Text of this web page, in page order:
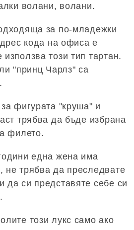
волани, волани.
за по-младежки
кода на офиса е
този тип тартан.
"принц Чарлз" са
фигурата "круша" и
трябва да бъде избрана
филето.
една жена има
не трябва да преследвате
да си представяте себе си
този лукс само ако